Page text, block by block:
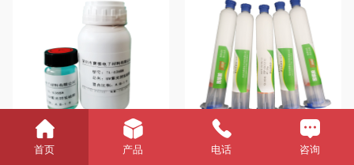
UVC紫光封装硅胶 SD-6020围坝胶
首页 产品 电话 咨询